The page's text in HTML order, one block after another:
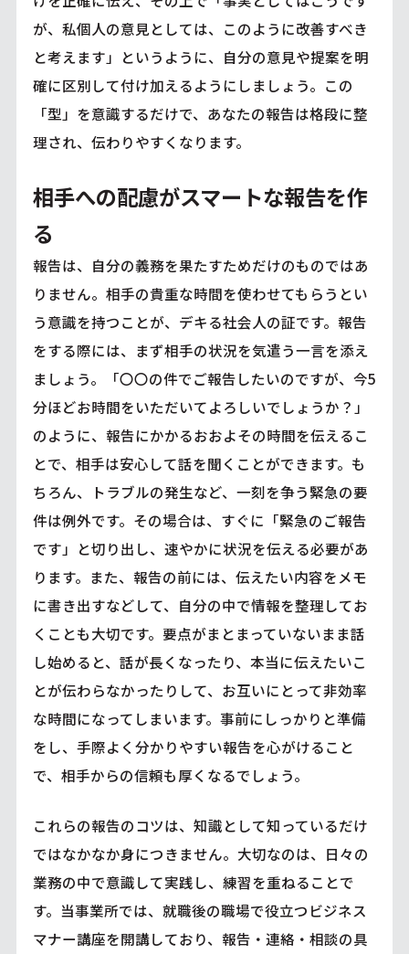
が、私個人の意見としては、このように改善すべき
と考えます」というように、自分の意見や提案を明
確に区別して付け加えるようにしましょう。この
「型」を意識するだけで、あなたの報告は格段に整
理され、伝わりやすくなります。
相手への配慮がスマートな報告を作
る
報告は、自分の義務を果たすためだけのものではあ
りません。相手の貴重な時間を使わせてもらうとい
う意識を持つことが、デキる社会人の証です。報告
をする際には、まず相手の状況を気遣う一言を添え
ましょう。「〇〇の件でご報告したいのですが、今5
分ほどお時間をいただいてよろしいでしょうか？」
のように、報告にかかるおおよその時間を伝えるこ
とで、相手は安心して話を聞くことができます。も
ちろん、トラブルの発生など、一刻を争う緊急の要
件は例外です。その場合は、すぐに「緊急のご報告
です」と切り出し、速やかに状況を伝える必要があ
ります。また、報告の前には、伝えたい内容をメモ
に書き出すなどして、自分の中で情報を整理してお
くことも大切です。要点がまとまっていないまま話
し始めると、話が長くなったり、本当に伝えたいこ
とが伝わらなかったりして、お互いにとって非効率
な時間になってしまいます。事前にしっかりと準備
をし、手際よく分かりやすい報告を心がけること
で、相手からの信頼も厚くなるでしょう。
これらの報告のコツは、知識として知っているだけ
ではなかなか身につきません。大切なのは、日々の
業務の中で意識して実践し、練習を重ねることで
す。当事業所では、就職後の職場で役立つビジネス
マナー講座を開講しており、報告・連絡・相談の具